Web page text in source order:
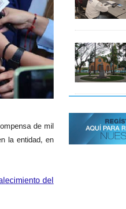
de mil
la entidad, en
del